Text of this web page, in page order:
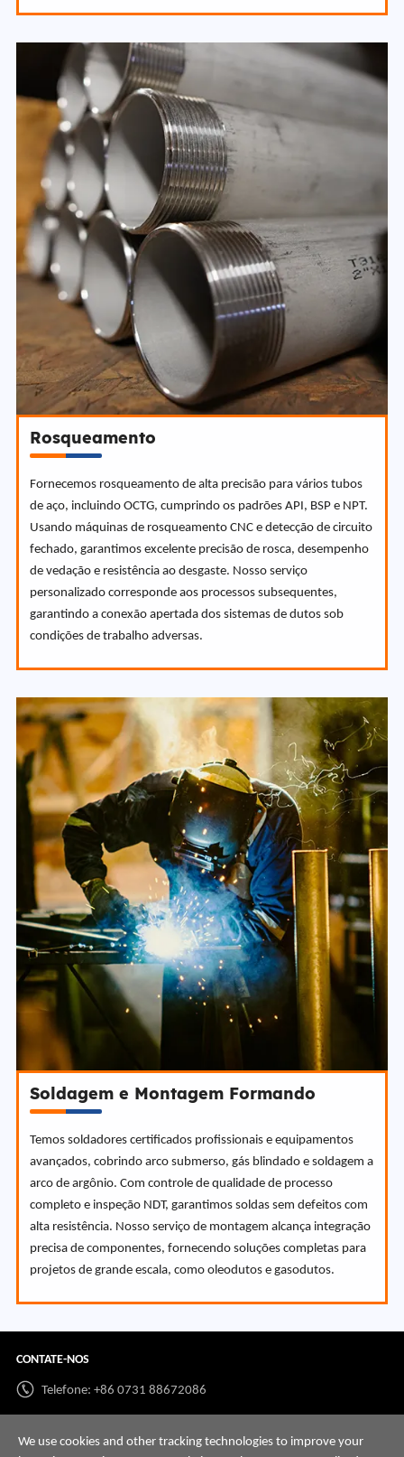
Rosqueamento
Fornecemos rosqueamento de alta precisão para vários tubos
de aço, incluindo OCTG, cumprindo os padrões API, BSP e NPT.
Usando máquinas de rosqueamento CNC e detecção de circuito
fechado, garantimos excelente precisão de rosca, desempenho
de vedação e resistência ao desgaste. Nosso serviço
personalizado corresponde aos processos subsequentes,
garantindo a conexão apertada dos sistemas de dutos sob
condições de trabalho adversas.
Soldagem e Montagem Formando
Temos soldadores certificados profissionais e equipamentos
avançados, cobrindo arco submerso, gás blindado e soldagem a
arco de argônio. Com controle de qualidade de processo
completo e inspeção NDT, garantimos soldas sem defeitos com
alta resistência. Nosso serviço de montagem alcança integração
precisa de componentes, fornecendo soluções completas para
projetos de grande escala, como oleodutos e gasodutos.
CONTATE-NOS
Telefone: +86 0731 88672086
We use cookies and other tracking technologies to improve your